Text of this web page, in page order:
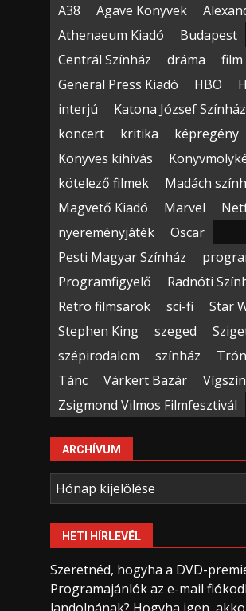
A38 Agave Könyvek
Athenaeum Kiadó
Budapest
Centrál Színház
dráma
film
General Press Kiadó
HBO
interjú
Katona József Színház
koncert
kritika képregény
Könyves kihívás
kötelező filmek
Madách
Magvető Kiadó
Marvel
nyereményjáték
Oscar
Pesti Magyar Színház
Programfigyelő
Radnóti
Retro filmsarok
sci-fi
Star
Stephen King
szeged
szépirodalom
színház
Tánc
Várkert Bazár
Zsigmond Vilmos Filmfesztivál
ARCHÍVUM
Archívum
HETI HÍRLEVÉL
Szeretnéd, hogyha a DVD-
Programajánlók az e-mail